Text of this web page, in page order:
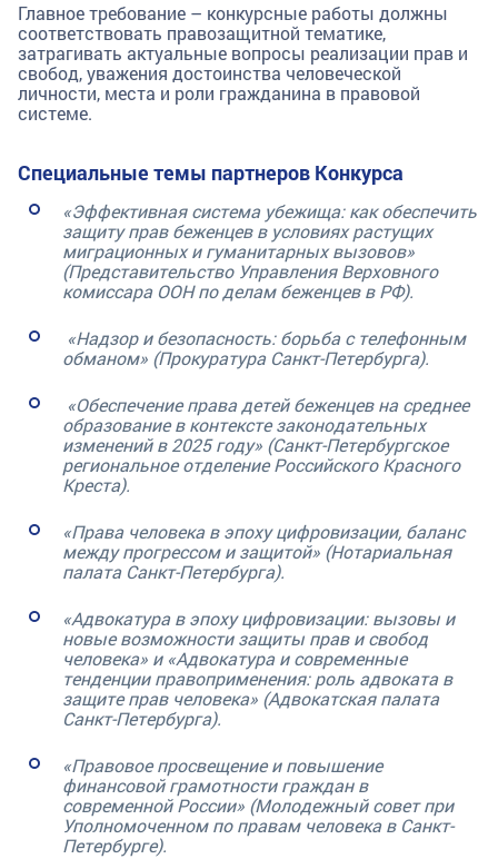
Главное требование – конкурсные работы должны
соответствовать правозащитной тематике,
затрагивать актуальные вопросы реализации прав и
свобод, уважения достоинства человеческой
личности, места и роли гражданина в правовой
системе.
Специальные темы партнеров Конкурса
«Эффективная система убежища: как обеспечить
защиту прав беженцев в условиях растущих
миграционных и гуманитарных вызовов»
(Представительство Управления Верховного
комиссара ООН по делам беженцев в РФ).
«Надзор и безопасность: борьба с телефонным
обманом» (Прокуратура Санкт-Петербурга).
«Обеспечение права детей беженцев на среднее
образование в контексте законодательных
изменений в 2025 году» (Санкт-Петербургское
региональное отделение Российского Красного
Креста).
«Права человека в эпоху цифровизации, баланс
между прогрессом и защитой» (Нотариальная
палата Санкт-Петербурга).
«Адвокатура в эпоху цифровизации: вызовы и
новые возможности защиты прав и свобод
человека» и «Адвокатура и современные
тенденции правоприменения: роль адвоката в
защите прав человека» (Адвокатская палата
Санкт-Петербурга).
«Правовое просвещение и повышение
финансовой грамотности граждан в
современной России» (Молодежный совет при
Уполномоченном по правам человека в Санкт-
Петербурге).